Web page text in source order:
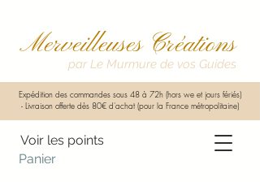
Merveilleuses Créations
Panier
Expédition des commandes sous 48 à 72h (hors we et jours fériés)
- Livraison offerte dès 80€ d'achat (pour la France métropolitaine)
par Le Murmure de vos Guides
Voir les points